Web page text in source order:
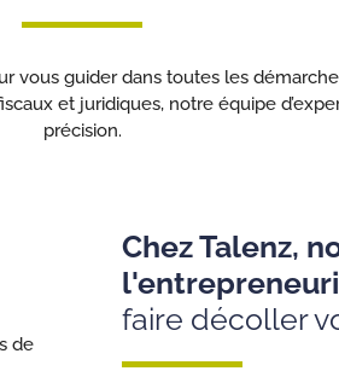
vous guider dans toutes les
et juridiques, notre équipe
précision.
de
Chez Talenz,
faire décoller